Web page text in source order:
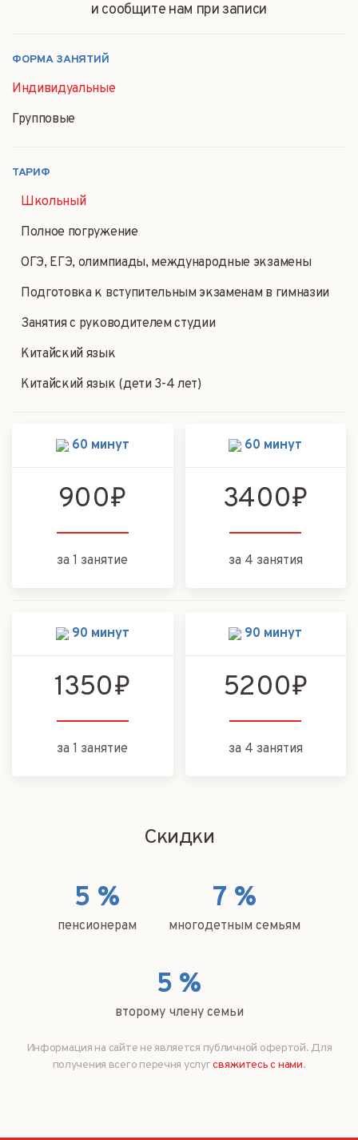
и сообщите нам при записи
ФОРМА ЗАНЯТИЙ
Индивидуальные
Групповые
ТАРИФ
Школьный
Полное погружение
ОГЭ, ЕГЭ, олимпиады, международные экзамены
Подготовка к вступительным экзаменам в гимназии
Занятия с руководителем студии
Китайский язык
Китайский язык (дети 3-4 лет)
60 минут
900₽
за 1 занятие
60 минут
3400₽
за 4 занятия
90 минут
1350₽
за 1 занятие
90 минут
5200₽
за 4 занятия
Скидки
5 %
пенсионерам
7 %
многодетным семьям
5 %
второму члену семьи
Информация на сайте не является публичной офертой. Для
получения всего перечня услугсвяжитесь с нами.